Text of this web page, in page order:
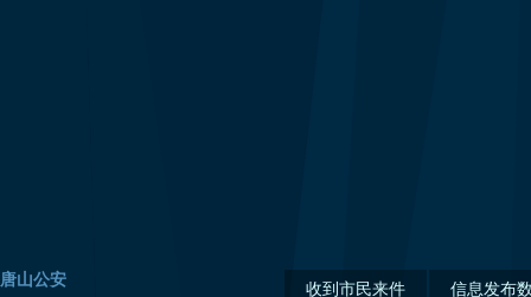
唐山公安
收到市民来件 信息发布